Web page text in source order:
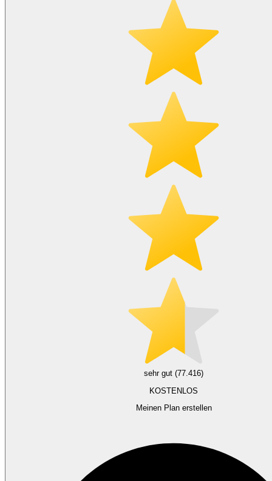
sehr gut (77.416)
KOSTENLOS
Meinen Plan erstellen